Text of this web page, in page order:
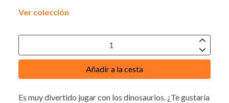
Ver colección
Añadir a la cesta
Es muy divertido jugar con los dinosaurios. ¿Te gustaría